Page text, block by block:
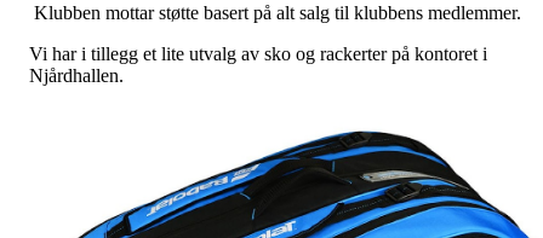
Klubben mottar støtte basert på alt salg til klubbens medlemmer.
Vi har i tillegg et lite utvalg av sko og rackerter på kontoret i
Njårdhallen.